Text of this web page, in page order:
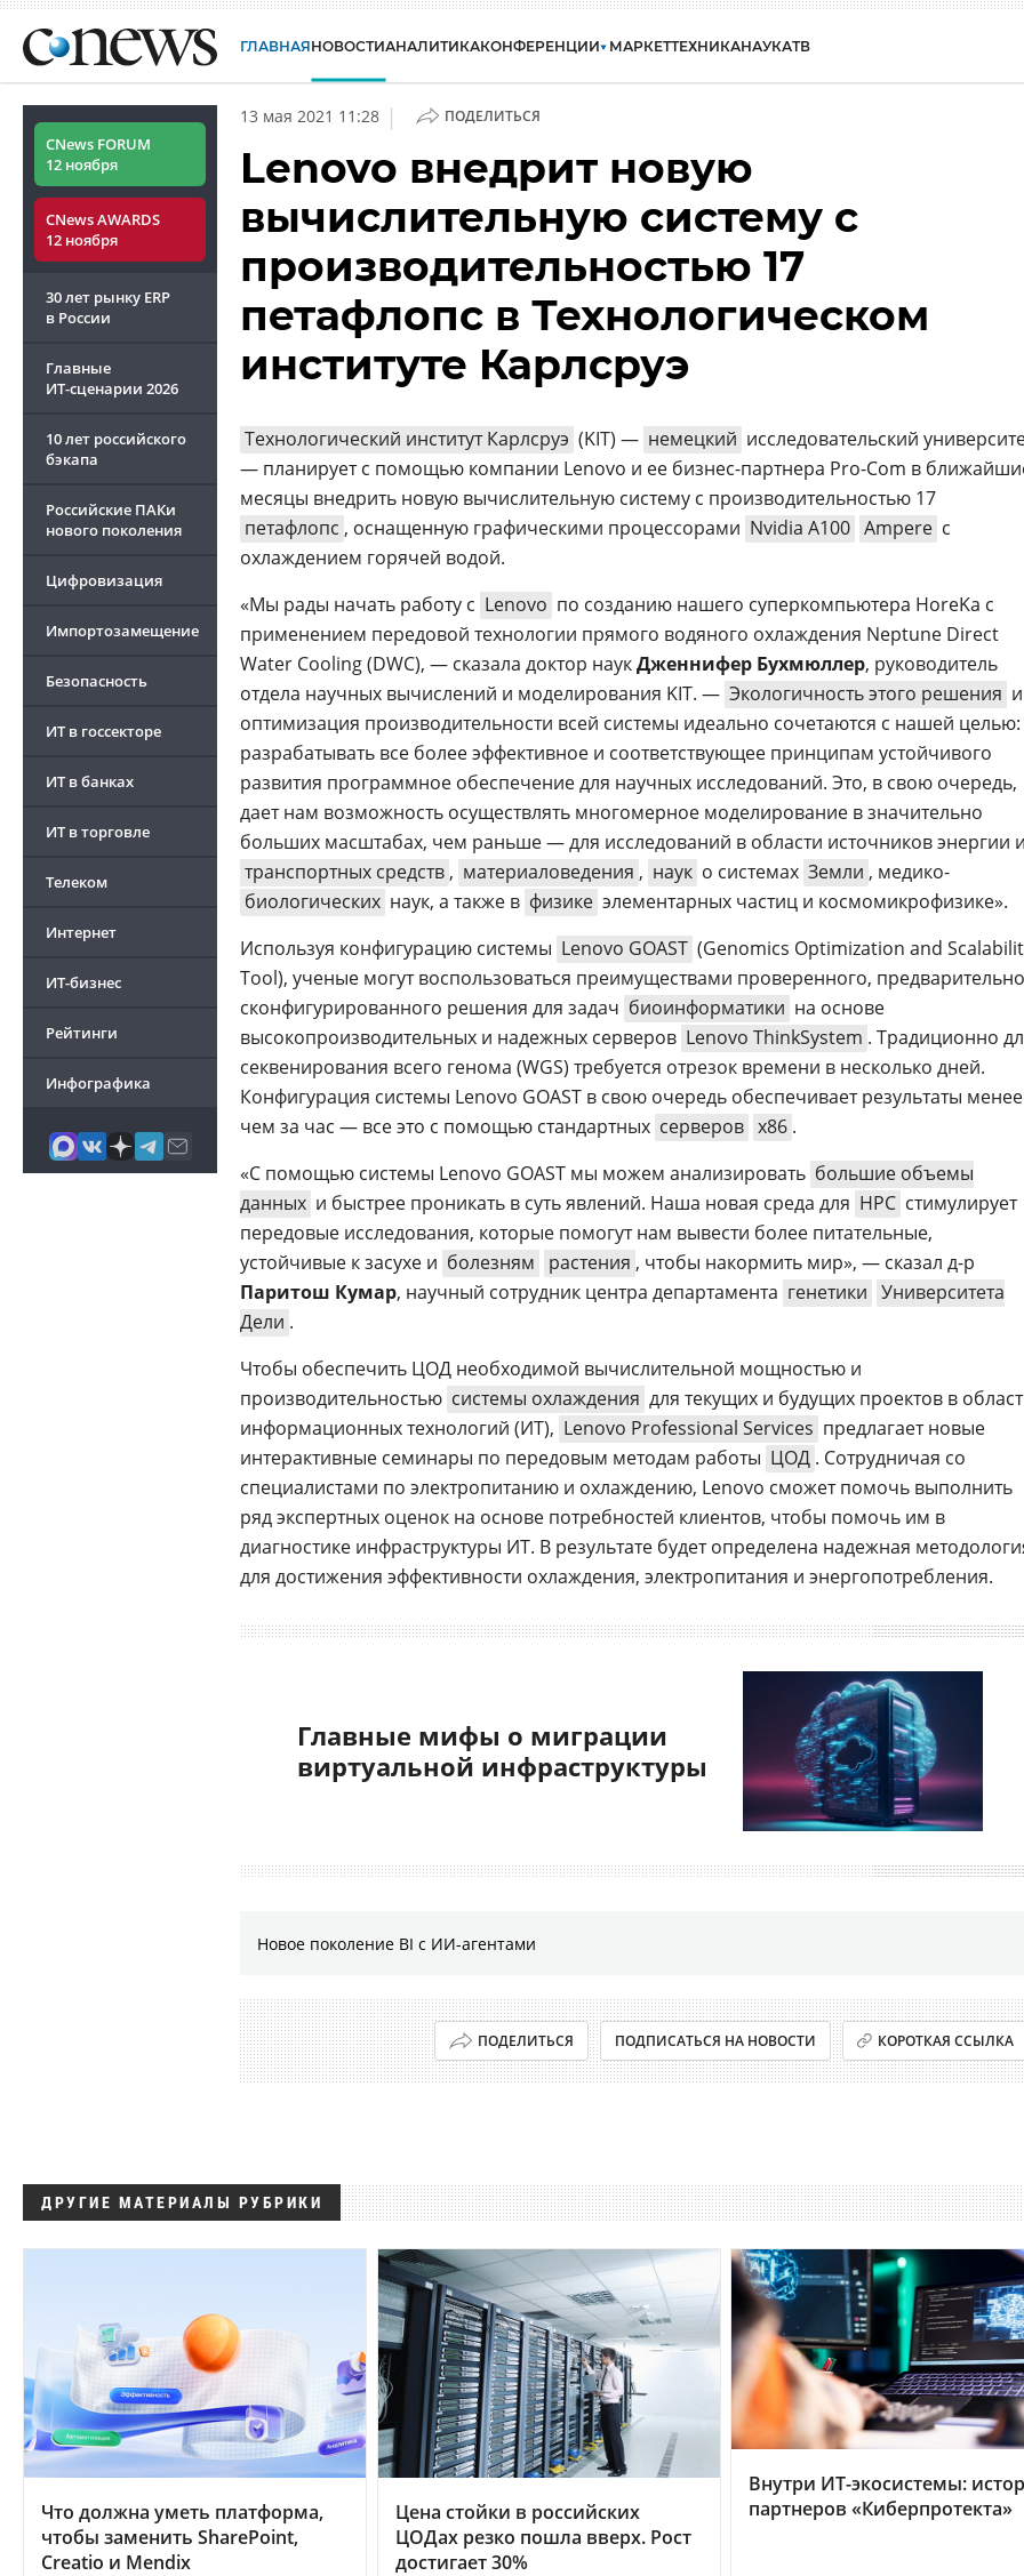
ГЛАВНАЯНОВОСТИАНАЛИТИКАКОНФЕРЕНЦИИ МАРКЕТТЕХНИКАНАУКАТВ
CNews FORUM
12 ноября
CNews AWARDS
12 ноября
30 лет рынку ERP
в России
Главные
ИТ-сценарии 2026
10 лет российского
бэкапа
Российские ПАКи
нового поколения
Цифровизация
Импортозамещение
Безопасность
ИТ в госсекторе
ИТ в банках
ИТ в торговле
Телеком
Интернет
ИТ-бизнес
Рейтинги
Инфографика
13 мая 2021 11:28 | ПОДЕЛИТЬСЯ
Lenovo внедрит новую
вычислительную систему с
производительностью 17
петафлопс в Технологическом
институте Карлсруэ
Технологический институт Карлсруэ (KIT) — немецкий исследовательский
— планирует с помощью компании Lenovo и ее бизнес-партнера Pro-Com в
месяцы внедрить новую вычислительную систему с производительностью 17
петафлопс , оснащенную графическими процессорами Nvidia A100 Ampere с
охлаждением горячей водой.
«Мы рады начать работу с Lenovo по созданию нашего суперкомпьютера HoreKa с
применением передовой технологии прямого водяного охлаждения Neptune Direct
Water Cooling (DWC), — сказала доктор наукДженнифер Бухмюллер, руководитель
отдела научных вычислений и моделирования KIT. — Экологичность этого решения и
оптимизация производительности всей системы идеально сочетаются с нашей целью:
разрабатывать все более эффективное и соответствующее принципам устойчивого
развития программное обеспечение для научных исследований. Это, в свою очередь,
дает нам возможность осуществлять многомерное моделирование в значительно
больших масштабах, чем раньше — для исследований в области источников энергии
транспортных средств , материаловедения , наук о системах Земли , медико-
биологических наук, а также в физике элементарных частиц и космомикрофизике».
Используя конфигурацию системы Lenovo GOAST (Genomics Optimization and
Tool), ученые могут воспользоваться преимуществами проверенного, предварительно
сконфигурированного решения для задач биоинформатики на основе
высокопроизводительных и надежных серверов Lenovo ThinkSystem . Традиционно
секвенирования всего генома (WGS) требуется отрезок времени в несколько дней.
Конфигурация системы Lenovo GOAST в свою очередь обеспечивает результаты менее
чем за час — все это с помощью стандартных серверов x86 .
«С помощью системы Lenovo GOAST мы можем анализировать большие объемы
данных и быстрее проникать в суть явлений. Наша новая среда для HPC стимулирует
передовые исследования, которые помогут нам вывести более питательные,
устойчивые к засухе и болезням растения , чтобы накормить мир», — сказал д-р
Паритош Кумар, научный сотрудник центра департамента генетики Университета
Дели .
Чтобы обеспечить ЦОД необходимой вычислительной мощностью и
производительностью системы охлаждения для текущих и будущих проектов в
информационных технологий (ИТ), Lenovo Professional Services предлагает новые
интерактивные семинары по передовым методам работы ЦОД . Сотрудничая со
специалистами по электропитанию и охлаждению, Lenovo сможет помочь выполнить
ряд экспертных оценок на основе потребностей клиентов, чтобы помочь им в
диагностике инфраструктуры ИТ. В результате будет определена надежная
для достижения эффективности охлаждения, электропитания и энергопотребления.
Главные мифы о миграции
виртуальной инфраструктуры
Новое поколение BI с ИИ-агентами
ПОДЕЛИТЬСЯ ПОДПИСАТЬСЯ НА НОВОСТИ КОРОТКАЯ ССЫЛКА
ДРУГИЕ МАТЕРИАЛЫ РУБРИКИ
Что должна уметь платформа,
чтобы заменить SharePoint,
Creatio и Mendix
Цена стойки в российских
ЦОДах резко пошла вверх. Рост
достигает 30%
Внутри ИТ-экосистемы:
партнеров «Киберпротекта»